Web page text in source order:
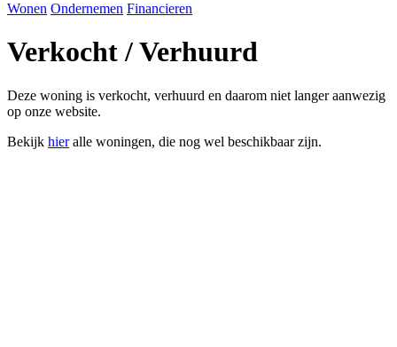
Wonen Ondernemen Financieren
Verkocht / Verhuurd
Deze woning is verkocht, verhuurd en daarom niet langer aanwezig
op onze website.
Bekijk hieralle woningen, die nog wel beschikbaar zijn.